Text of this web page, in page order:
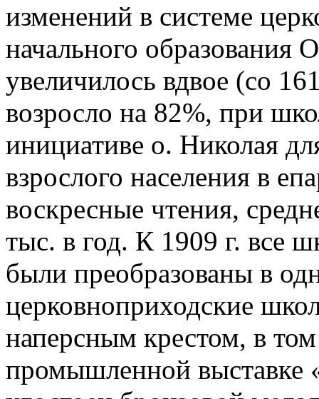
изменений в системе
начального образования
увеличилось вдвое (со
возросло на 82%, при
инициативе о. Николая
взрослого населения в
воскресные чтения,
тыс. в год. К 1909 г. все
были преобразованы в
церковноприходские
наперсным крестом, в
промышленной выставке